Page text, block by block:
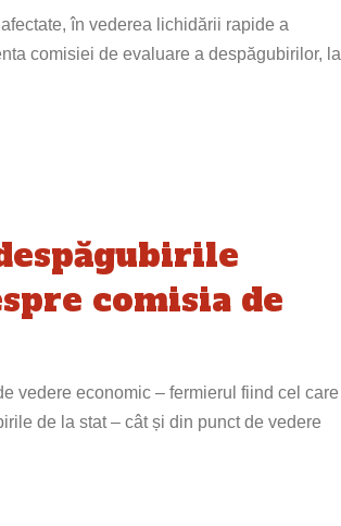
în vederea lichidării rapide a
comisiei de evaluare a despăgubirilor, la
comisia de
vedere economic – fermierul fiind cel care
de la stat – cât și din punct de vedere